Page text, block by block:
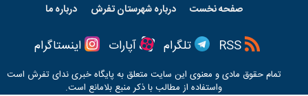
صفحه نخست درباره شهرستان تفرش درباره ما
تلگرام آپارات اینستاگرام
تمام حقوق مادی و معنوی این سایت متعلق به پایگاه خبریندای تفرش است
واستفاده از مطالب با ذکر منبع بلامانع است.